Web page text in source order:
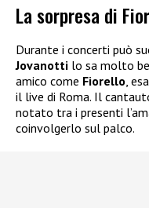
La sorpresa di
Durante i concerti può
Jovanotti lo sa molto
amico come Fiorello,
il live di Roma. Il
notato tra i presenti
coinvolgerlo sul palco.